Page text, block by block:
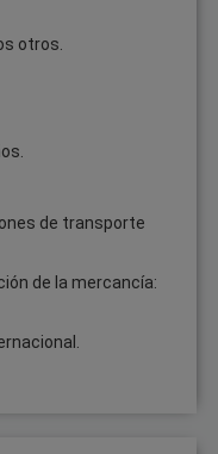
otros.
de transporte
de la mercancía: